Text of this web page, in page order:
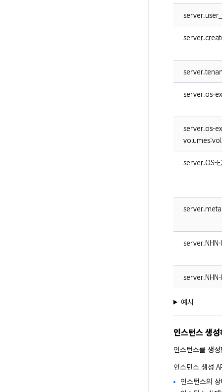
server.os-
server.os-
server.OS-
예시
인스턴스 생
인스턴스를 생
인스턴스 생성
인스턴스의